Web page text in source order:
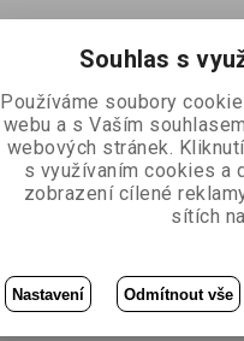
Souhlas s
Používáme soubory
webu a s Vaším
webových stránek.
s využívaním cookies a
zobrazení cílené
sítích
Nastavení Odmítnout vše